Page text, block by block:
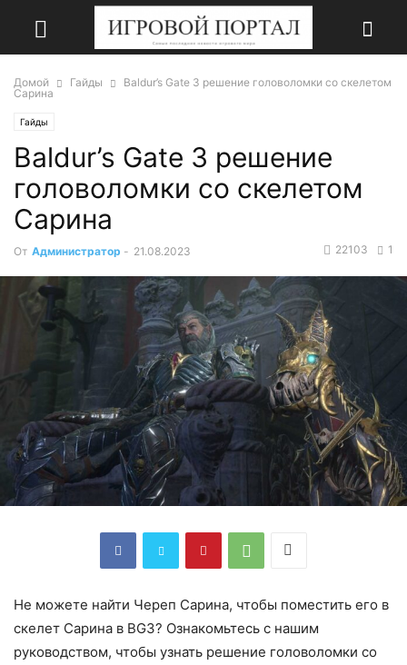
Домой Гайды
Baldur’s Gate 3 решение головоломки со скелетом
Сарина
Гайды
Baldur’s Gate 3 решение
головоломки со скелетом
Сарина
От Администратор - 21.08.2023 1
22103
Не можете найти Череп Сарина, чтобы поместить его в
скелет Сарина в BG3? Ознакомьтесь с нашим
руководством, чтобы узнать решение головоломки со